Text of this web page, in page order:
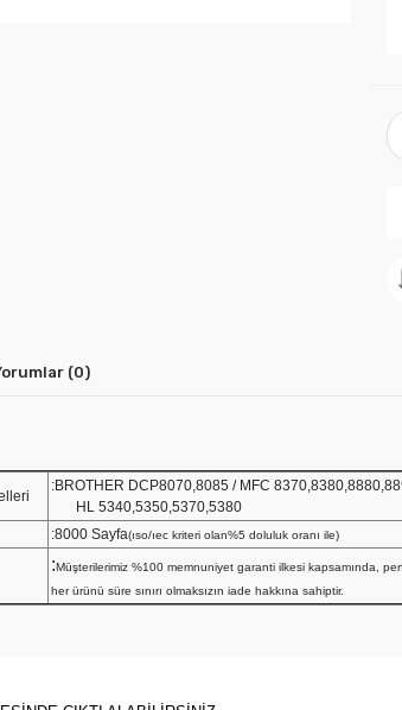
(0)
:BROTHER DCP8070,8085 / MFC
HL 5340,5350,5370,5380
:8000 Sayfa(ıso/ıec kriteri olan%5 doluluk oranı ile)
:Müşterilerimiz %100 memnuniyet garanti ilkesi kapsamında,
her ürünü süre sınırı olmaksızın iade hakkına sahiptir.